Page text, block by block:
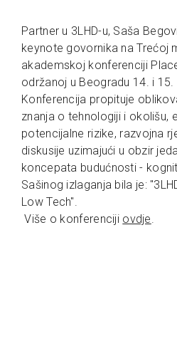
Partner u 3LHD-u, Saša
keynote govornika na Trećoj
akademskoj konferenciji
održanoj u Beogradu 14. i
Konferencija propituje
znanja o tehnologiji i okolišu,
potencijalne rizike, razvojna
diskusije uzimajući u obzir
koncepata budućnosti -
Sašinog izlaganja bila je:
Low Tech".
Više o konferenciji ovdje.